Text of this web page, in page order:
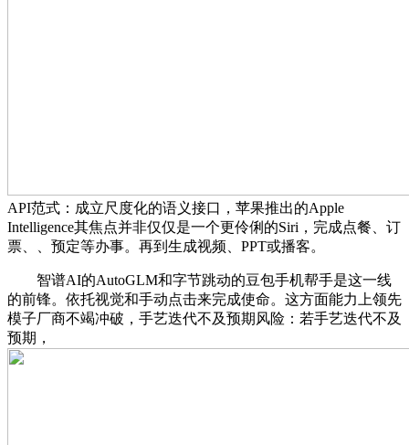
API范式：成立尺度化的语义接口，苹果推出的Apple
Intelligence其焦点并非仅仅是一个更伶俐的Siri，完成点餐、订
票、、预定等办事。再到生成视频、PPT或播客。
智谱AI的AutoGLM和字节跳动的豆包手机帮手是这一线
的前锋。依托视觉和手动点击来完成使命。这方面能力上领先
模子厂商不竭冲破，手艺迭代不及预期风险：若手艺迭代不及
预期，